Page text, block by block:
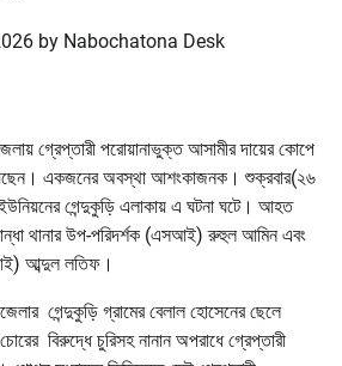
by Nabochatona Desk
গ্রেপ্তারী পরোয়ানাভুক্ত আসামীর দায়ের কোপে
একজনের অবস্থা আশংকাজনক। শুক্রবার(২৬
গেন্দুকুড়ি এলাকায় এ ঘটনা ঘটে। আহত
থানার উপ-পরিদর্শক (এসআই) রুহুল আমিন এবং
আব্দুল লতিফ।
গেন্দুকুড়ি গ্রামের বেলাল হোসেনের ছেলে
বিরুদ্ধে চুরিসহ নানান অপরাধে গ্রেপ্তারী